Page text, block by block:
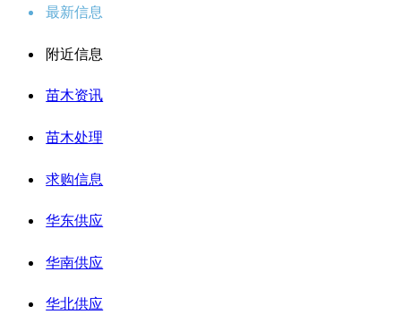
最新信息
附近信息
苗木资讯
苗木处理
求购信息
华东供应
华南供应
华北供应